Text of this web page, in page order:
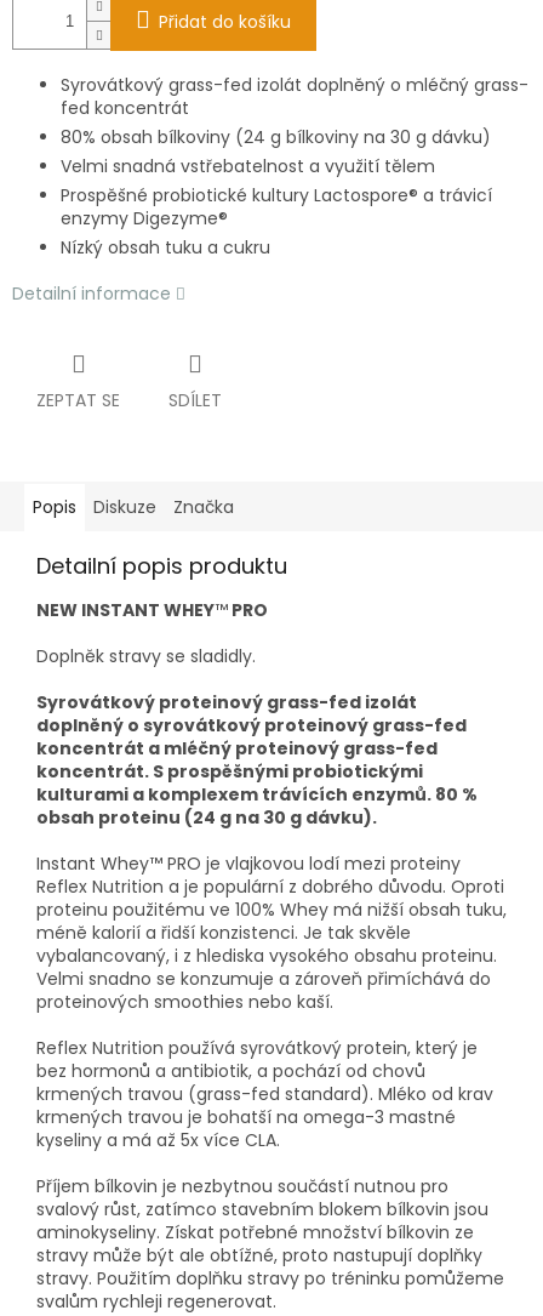
Přidat do košíku
Syrovátkový grass-fed izolát doplněný o mléčný grass-
fed koncentrát
80% obsah bílkoviny (24 g bílkoviny na 30 g dávku)
Velmi snadná vstřebatelnost a využití tělem
Prospěšné probiotické kultury Lactospore® a trávicí
enzymy Digezyme®
Nízký obsah tuku a cukru
Detailní informace
ZEPTAT SE SDÍLET
Popis Diskuze Značka
Detailní popis produktu
NEW INSTANT WHEY™ PRO
Doplněk stravy se sladidly.
Syrovátkový proteinový grass-fed izolát
doplněný o syrovátkový proteinový grass-fed
koncentrát a mléčný proteinový grass-fed
koncentrát. S prospěšnými probiotickými
kulturami a komplexem trávících enzymů. 80 %
obsah proteinu (24 g na 30 g dávku).
Instant Whey™ PRO je vlajkovou lodí mezi proteiny
Reflex Nutrition a je populární z dobrého důvodu. Oproti
proteinu použitému ve 100% Whey má nižší obsah tuku,
méně kalorií a řidší konzistenci. Je tak skvěle
vybalancovaný, i z hlediska vysokého obsahu proteinu.
Velmi snadno se konzumuje a zároveň přimíchává do
proteinových smoothies nebo kaší.
Reflex Nutrition používá syrovátkový protein, který je
bez hormonů a antibiotik, a pochází od chovů
krmených travou (grass-fed standard). Mléko od krav
krmených travou je bohatší na omega-3 mastné
kyseliny a má až 5x více CLA.
Příjem bílkovin je nezbytnou součástí nutnou pro
svalový růst, zatímco stavebním blokem bílkovin jsou
aminokyseliny. Získat potřebné množství bílkovin ze
stravy může být ale obtížné, proto nastupují doplňky
stravy. Použitím doplňku stravy po tréninku pomůžeme
svalům rychleji regenerovat.